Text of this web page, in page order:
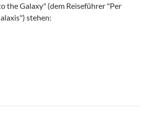
the Galaxy" (dem Reiseführer "Per
stehen: